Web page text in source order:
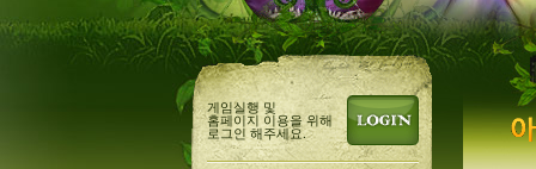
게임실행 및
홈페이지 이용을 위해
로그인 해주세요.
멜론